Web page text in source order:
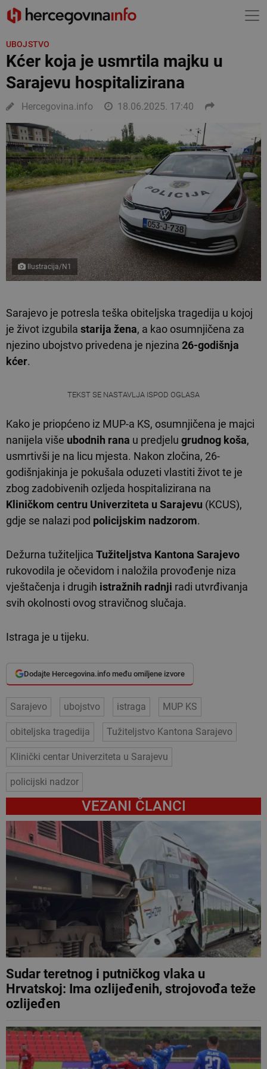
UBOJSTVO
Kćer koja je usmrtila majku u
Sarajevu hospitalizirana
Hercegovina.info 18.06.2025. 17:40
Ilustracija/N1
Sarajevo je potresla teška obiteljska tragedija u kojoj
je život izgubila starija žena, a kao osumnjičena za
njezino ubojstvo privedena je njezina 26-godišnja
kćer.
TEKST SE NASTAVLJA ISPOD OGLASA
Kako je priopćeno iz MUP-a KS, osumnjičena je majci
nanijela više ubodnih rana u predjelu grudnog koša,
usmrtivši je na licu mjesta. Nakon zločina, 26-
godišnjakinja je pokušala oduzeti vlastiti život te je
zbog zadobivenih ozljeda hospitalizirana na
Kliničkom centru Univerziteta u Sarajevu (KCUS),
gdje se nalazi pod policijskim nadzorom.
Dežurna tužiteljica Tužiteljstva Kantona Sarajevo
rukovodila je očevidom i naložila provođenje niza
vještačenja i drugih istražnih radnji radi utvrđivanja
svih okolnosti ovog stravičnog slučaja.
Istraga je u tijeku.
Dodajte Hercegovina.info među omiljene izvore
Sarajevo ubojstvo istraga MUP KS
obiteljska tragedija Tužiteljstvo Kantona Sarajevo
Klinički centar Univerziteta u Sarajevu
policijski nadzor
VEZANI ČLANCI
Sudar teretnog i putničkog vlaka u
Hrvatskoj: Ima ozlijeđenih, strojovođa teže
ozlijeđen